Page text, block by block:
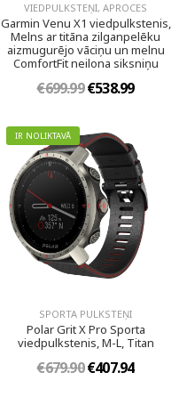
VIEDPULKSTEŅI, APROCES
Garmin Venu X1 viedpulkstenis,
Melns ar titāna zilganpelēku
aizmugurējo vāciņu un melnu
ComfortFit neilona siksniņu
€699.99€538.99
IR NOLIKTAVĀ
SPORTA PULKSTEŅI
Polar Grit X Pro Sporta
viedpulkstenis, M-L, Titan
€679.90€407.94